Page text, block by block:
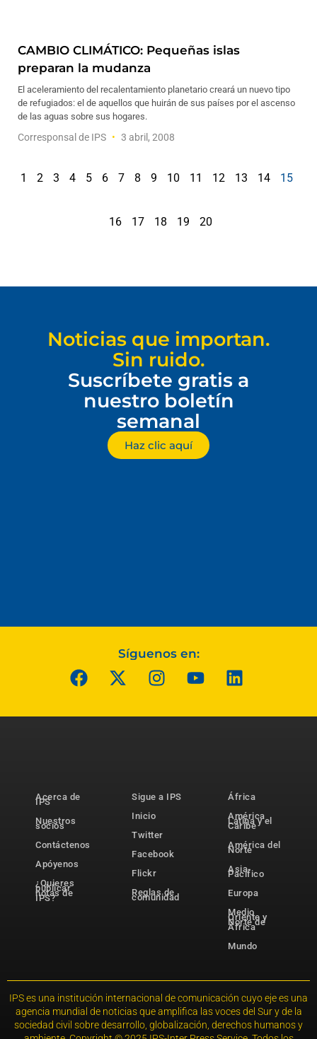
CAMBIO CLIMÁTICO: Pequeñas islas
preparan la mudanza
El aceleramiento del recalentamiento planetario creará un nuevo tipo
de refugiados: el de aquellos que huirán de sus países por el ascenso
de las aguas sobre sus hogares.
Corresponsal de IPS 3 abril, 2008
1 2 3 4 5 6 7 8 9 10 11 12 13 14 15
16 17 18 19 20
Noticias que importan.
Sin ruido.
Suscríbete gratis a
nuestro boletín
semanal
Haz clic aquí
Síguenos en:
Acerca de
IPS
Nuestros
socios
Contáctenos
Apóyenos
¿Quieres
publicar
notas de
IPS?
Sigue a IPS
Inicio
Twitter
Facebook
Flickr
Reglas de
comunidad
África
América
Latina y el
Caribe
América del
Norte
Asia-
Pacífico
Europa
Medio
Oriente y
Norte de
África
Mundo
IPS es una institución internacional de comunicación cuyo eje es una
agencia mundial de noticias que amplifica las voces del Sur y de la
sociedad civil sobre desarrollo, globalización, derechos humanos y